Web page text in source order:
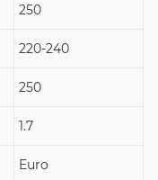
250
220-240
250
1.7
Euro